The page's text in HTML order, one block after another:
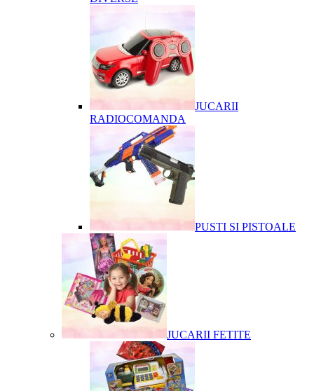
JUCARII
RADIOCOMANDA
PUSTI SI PISTOALE
JUCARII FETITE